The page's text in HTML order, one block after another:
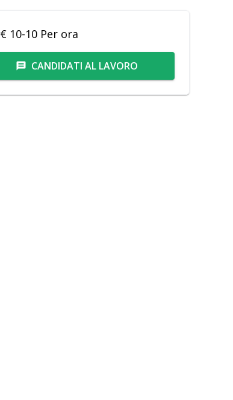
€ 10-10 Per ora
message CANDIDATI AL LAVORO